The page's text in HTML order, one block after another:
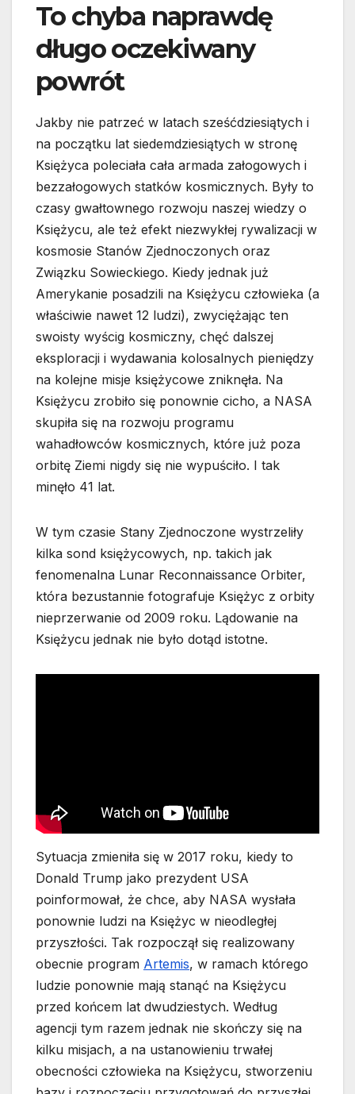
To chyba naprawdę
długo oczekiwany
powrót
Jakby nie patrzeć w latach sześćdziesiątych i
na początku lat siedemdziesiątych w stronę
Księżyca poleciała cała armada załogowych i
bezzałogowych statków kosmicznych. Były to
czasy gwałtownego rozwoju naszej wiedzy o
Księżycu, ale też efekt niezwykłej rywalizacji w
kosmosie Stanów Zjednoczonych oraz
Związku Sowieckiego. Kiedy jednak już
Amerykanie posadzili na Księżycu człowieka (a
właściwie nawet 12 ludzi), zwyciężając ten
swoisty wyścig kosmiczny, chęć dalszej
eksploracji i wydawania kolosalnych pieniędzy
na kolejne misje księżycowe zniknęła. Na
Księżycu zrobiło się ponownie cicho, a NASA
skupiła się na rozwoju programu
wahadłowców kosmicznych, które już poza
orbitę Ziemi nigdy się nie wypuściło. I tak
minęło 41 lat.
W tym czasie Stany Zjednoczone wystrzeliły
kilka sond księżycowych, np. takich jak
fenomenalna Lunar Reconnaissance Orbiter,
która bezustannie fotografuje Księżyc z orbity
nieprzerwanie od 2009 roku. Lądowanie na
Księżycu jednak nie było dotąd istotne.
Sytuacja zmieniła się w 2017 roku, kiedy to
Donald Trump jako prezydent USA
poinformował, że chce, aby NASA wysłała
ponownie ludzi na Księżyc w nieodległej
przyszłości. Tak rozpoczął się realizowany
obecnie program Artemis, w ramach którego
ludzie ponownie mają stanąć na Księżycu
przed końcem lat dwudziestych. Według
agencji tym razem jednak nie skończy się na
kilku misjach, a na ustanowieniu trwałej
obecności człowieka na Księżycu, stworzeniu